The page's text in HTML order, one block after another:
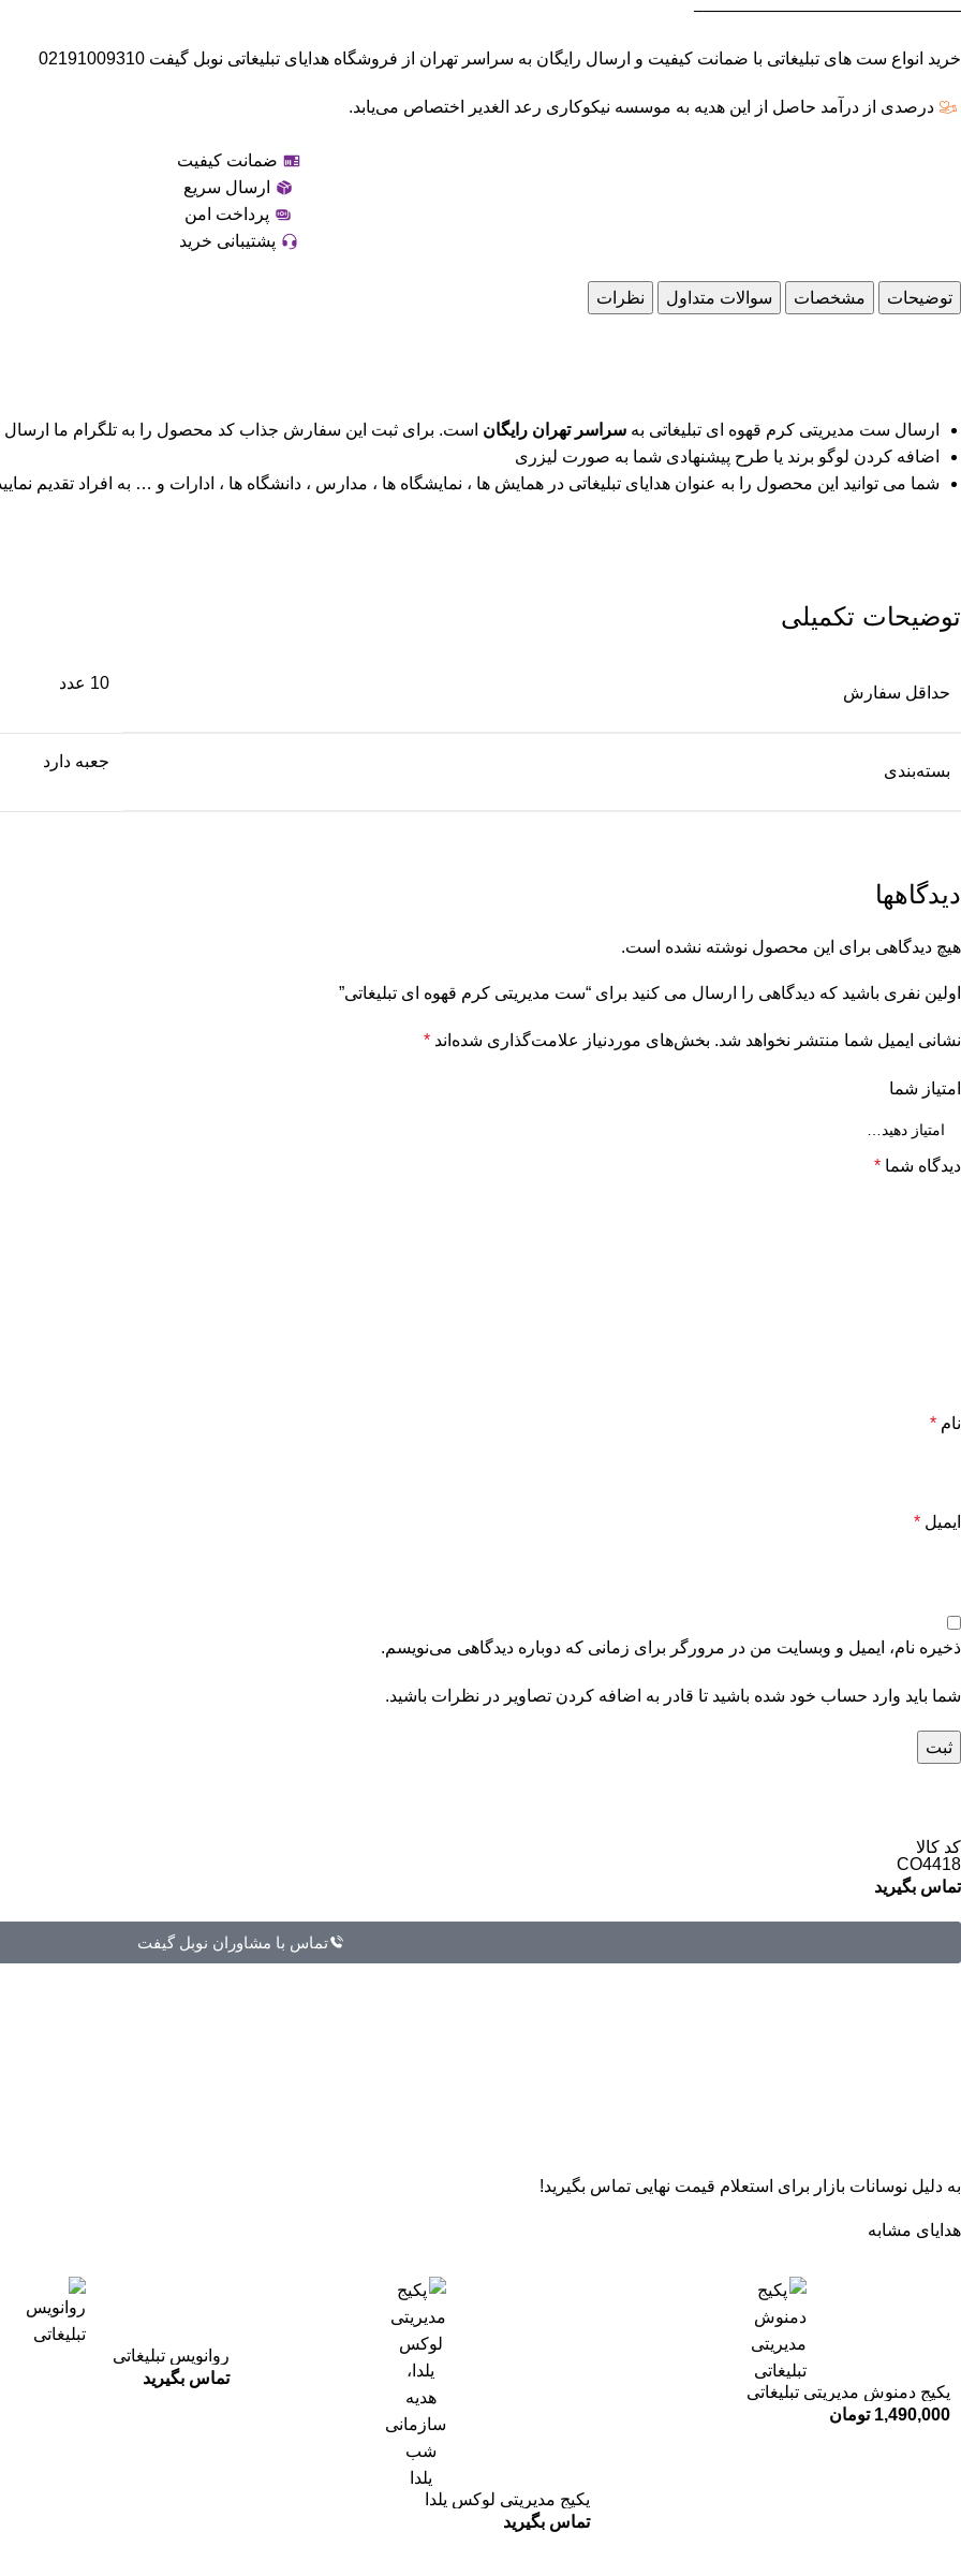
———————————————–
خرید انواع ست های تبلیغاتی با ضمانت کیفیت و ارسال رایگان به سراسر تهران از فروشگاه هدایای تبلیغاتی نوبل گیفت 02191009310
درصدی از درآمد حاصل از این هدیه به موسسه نیکوکاری رعد الغدیر اختصاص می‌یابد.
ضمانت کیفیت
ارسال سریع
پرداخت امن
پشتیبانی خرید
توضیحات مشخصات سوالات متداول نظرات
ارسال ست مدیریتی کرم قهوه ای تبلیغاتی به سراسر تهران رایگان است. برای ثبت این سفارش جذاب کد محصول را به تلگرام ما ارسال
اضافه کردن لوگو برند یا طرح پیشنهادی شما به صورت لیزری
شما می توانید این محصول را به عنوان هدایای تبلیغاتی در همایش ها ، نمایشگاه ها ، مدارس ، دانشگاه ها ، ادارات و … به افراد تقدیم
توضیحات تکمیلی
حداقل سفارش
10 عدد
بسته‌بندی
جعبه دارد
دیدگاهها
هیچ دیدگاهی برای این محصول نوشته نشده است.
اولین نفری باشید که دیدگاهی را ارسال می کنید برای “ست مدیریتی کرم قهوه ای تبلیغاتی”
نشانی ایمیل شما منتشر نخواهد شد. بخش‌های موردنیاز علامت‌گذاری شده‌اند *
امتیاز شما
دیدگاه شما *
نام *
ایمیل *
ذخیره نام، ایمیل و وبسایت من در مرورگر برای زمانی که دوباره دیدگاهی می‌نویسم.
شما باید وارد حساب خود شده باشید تا قادر به اضافه کردن تصاویر در نظرات باشید.
کد کالا
CO4418
تماس بگیرید
تماس با مشاوران نوبل گیفت
به دلیل نوسانات بازار برای استعلام قیمت نهایی تماس بگیرید!
هدایای مشابه
پکیج دمنوش مدیریتی تبلیغاتی
1,490,000 تومان
پکیج مدیریتی لوکس یلدا
تماس بگیرید
روانویس تبلیغاتی
تماس بگیرید